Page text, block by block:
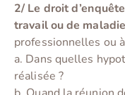
2/ Le droit
travail ou de
professionnelles ou
a. Dans quelles
réalisée ?